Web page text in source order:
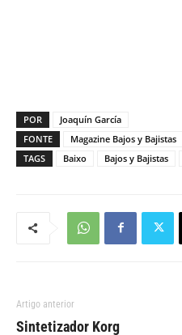
POR
Joaquín García
FONTE
Magazine Bajos y Bajistas
TAGS
Baixo Bajos y Bajistas
Artigo anterior
Sintetizador Korg